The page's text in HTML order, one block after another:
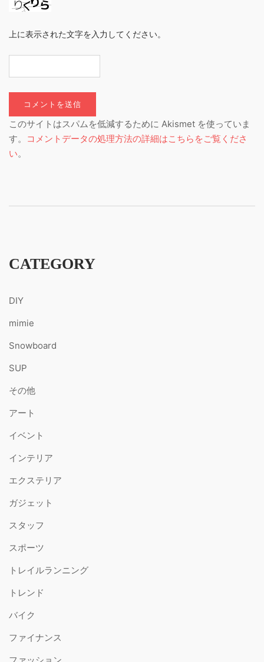
上に表示された文字を入力してください。
このサイトはスパムを低減するために Akismet を使っていま
す。
コメントデータの処理方法の詳細はこちらをご覧くださ
い。
CATEGORY
DIY
mimie
Snowboard
SUP
その他
アート
イベント
インテリア
エクステリア
ガジェット
スタッフ
スポーツ
トレイルランニング
トレンド
バイク
ファイナンス